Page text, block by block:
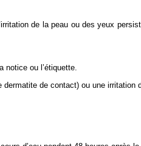
de la peau ou des yeux
notice ou l’étiquette.
de contact) ou une irritation